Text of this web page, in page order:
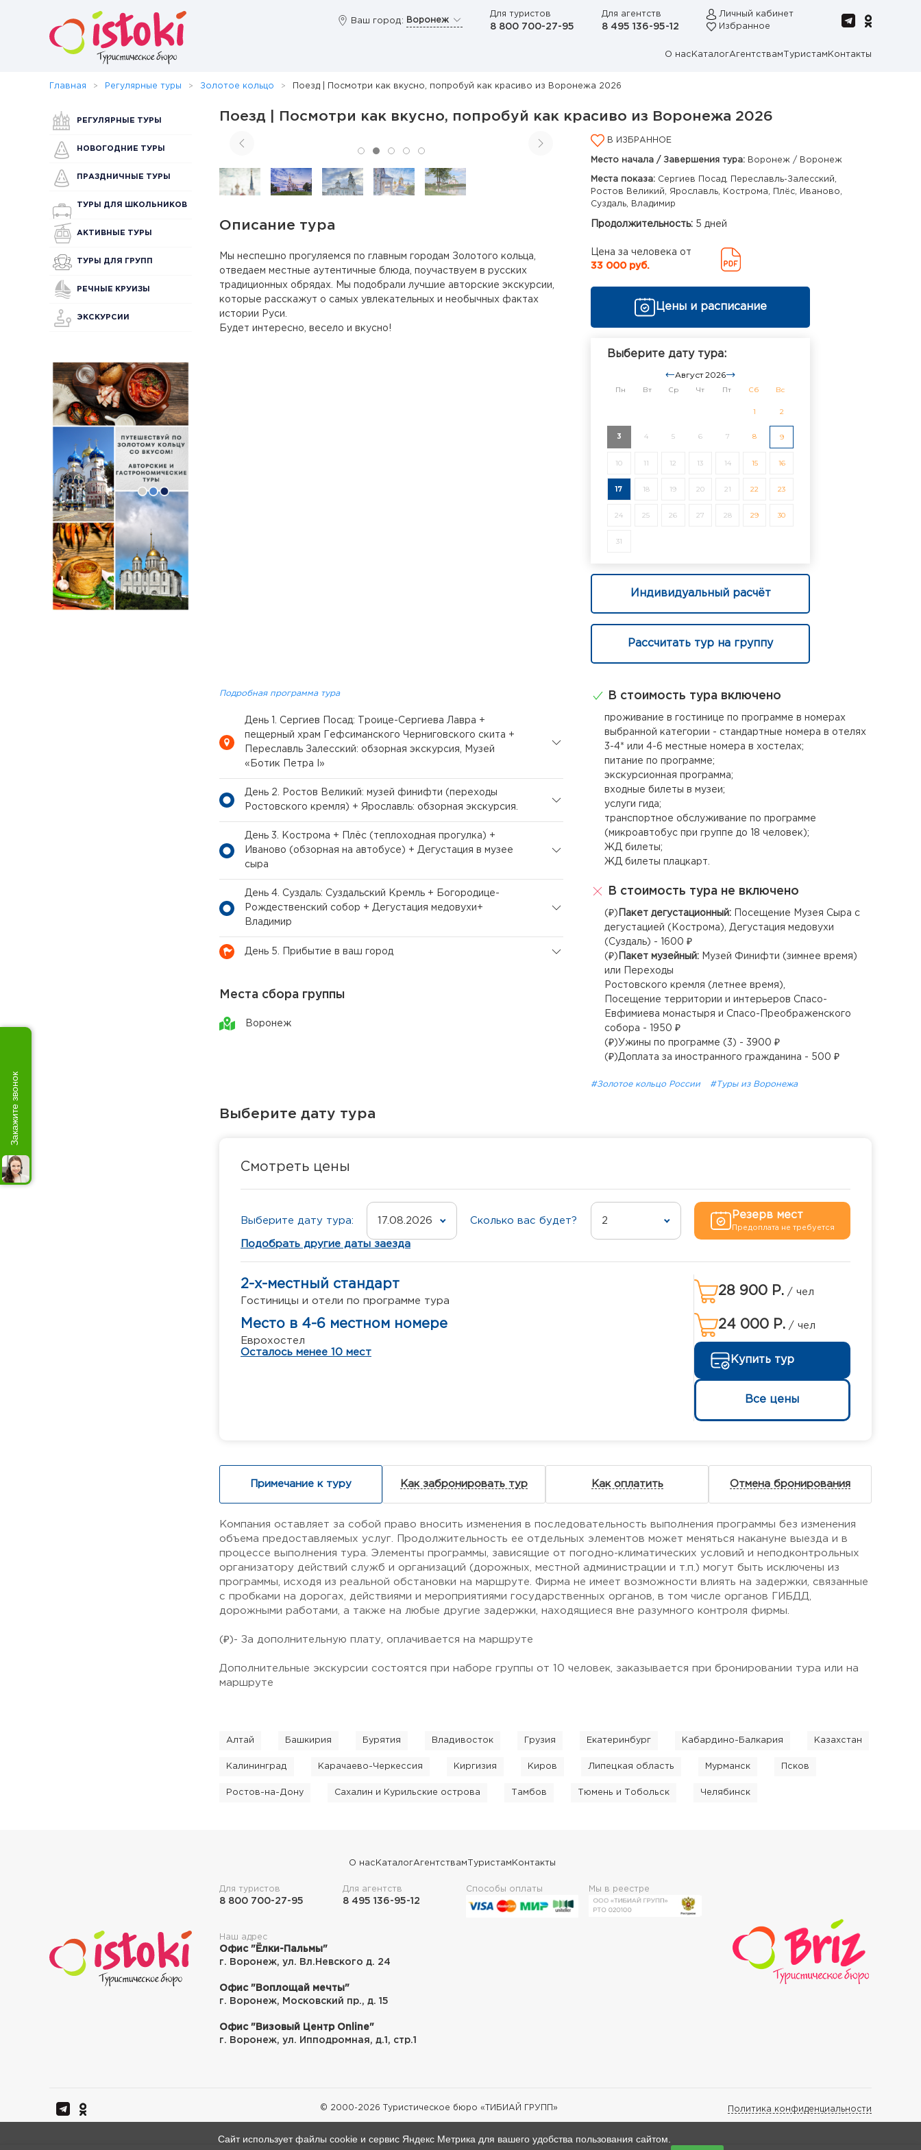
Ваш город: Воронеж
Для туристов
8 800 700-27-95
Для агентств
8 495 136-95-12
Личный кабинет
Избранное
О нас КаталогАгентствам Туристам Контакты
Главная Регулярные туры Золотое кольцо Поезд | Посмотри как вкусно, попробуй как красиво из Воронежа 2026
Поезд | Посмотри как вкусно, попробуй как красиво из Воронежа 2026
Описание тура
Мы неспешно прогуляемся по главным городам Золотого кольца,
отведаем местные аутентичные блюда, поучаствуем в русских
традиционных обрядах. Мы подобрали лучшие авторские экскурсии,
которые расскажут о самых увлекательных и необычных фактах
истории Руси.
Будет интересно, весело и вкусно!
В ИЗБРАННОЕ
Место начала / Завершения тура: Воронеж / Воронеж
Места показа: Сергиев Посад, Переславль-Залесский,
Ростов Великий, Ярославль, Кострома, Плёс, Иваново,
Суздаль, Владимир
Продолжительность: 5 дней
Цена за человека от
33 000 руб.
Цены и расписание
Выберите дату тура:
Август 2026
Пн Вт Ср Чт Пт Сб Вс
1 2
3 4 5 6 7 8 9
10 11 12 13 14 15 16
17 18 19 20 21 22 23
24 25 26 27 28 29 30
31
Индивидуальный расчёт
Рассчитать тур на группу
Подробная программа тура
День 1. Сергиев Посад: Троице-Сергиева Лавра +
пещерный храм Гефсиманского Черниговского скита +
Переславль Залесский: обзорная экскурсия, Музей
«Ботик Петра I»
День 2. Ростов Великий: музей финифти (переходы
Ростовского кремля) + Ярославль: обзорная экскурсия.
День 3. Кострома + Плёс (теплоходная прогулка) +
Иваново (обзорная на автобусе) + Дегустация в музее
сыра
День 4. Суздаль: Суздальский Кремль + Богородице-
Рождественский собор + Дегустация медовухи+
Владимир
День 5. Прибытие в ваш город
Места сбора группы
Воронеж
В стоимость тура включено
проживание в гостинице по программе в номерах
выбранной категории - стандартные номера в отелях
3-4* или 4-6 местные номера в хостелах;
питание по программе;
экскурсионная программа;
входные билеты в музеи;
услуги гида;
транспортное обслуживание по программе
(микроавтобус при группе до 18 человек);
ЖД билеты;
ЖД билеты плацкарт.
В стоимость тура не включено
(₽) Пакет дегустационный: Посещение Музея Сыра с
дегустацией (Кострома), Дегустация медовухи
(Суздаль) - 1600 ₽
(₽) Пакет музейный: Музей Финифти (зимнее время)
или Переходы
Ростовского кремля (летнее время),
Посещение территории и интерьеров Спасо-
Евфимиева монастыря и Спасо-Преображенского
собора - 1950 ₽
(₽)Ужины по программе (3) - 3900 ₽
(₽)Доплата за иностранного гражданина - 500 ₽
#Золотое кольцо России #Туры из Воронежа
Выберите дату тура
Смотреть цены
Выберите дату тура: 17.08.2026 Сколько вас будет? 2
Резерв мест
Предоплата не требуется
Подобрать другие даты заезда
2-х-местный стандарт
Гостиницы и отели по программе тура
Место в 4-6 местном номере
Еврохостел
Осталось менее 10 мест
28 900 Р./ чел
24 000 Р./ чел
Купить тур
Все цены
Примечание к туру Как забронировать тур Как оплатить Отмена бронирования
Компания оставляет за собой право вносить изменения в последовательность выполнения программы без изменения
объема предоставляемых услуг. Продолжительность ее отдельных элементов может меняться накануне выезда и в
процессе выполнения тура. Элементы программы, зависящие от погодно-климатических условий и неподконтрольных
организатору действий служб и организаций (дорожных, местной администрации и т.п.) могут быть исключены из
программы, исходя из реальной обстановки на маршруте. Фирма не имеет возможности влиять на задержки, связанные
с пробками на дорогах, действиями и мероприятиями государственных органов, в том числе органов ГИБДД,
дорожными работами, а также на любые другие задержки, находящиеся вне разумного контроля фирмы.
(₽)- За дополнительную плату, оплачивается на маршруте
Дополнительные экскурсии состоятся при наборе группы от 10 человек, заказывается при бронировании тура или на
маршруте
Алтай Башкирия Бурятия Владивосток Грузия Екатеринбург Кабардино-Балкария Казахстан
Калининград Карачаево-Черкессия Киргизия Киров Липецкая область Мурманск Псков
Ростов-на-Дону Сахалин и Курильские острова Тамбов Тюмень и Тобольск Челябинск
РЕГУЛЯРНЫЕ ТУРЫ
НОВОГОДНИЕ ТУРЫ
ПРАЗДНИЧНЫЕ ТУРЫ
ТУРЫ ДЛЯ ШКОЛЬНИКОВ
АКТИВНЫЕ ТУРЫ
ТУРЫ ДЛЯ ГРУПП
РЕЧНЫЕ КРУИЗЫ
ЭКСКУРСИИ
О нас КаталогАгентствам Туристам Контакты
Для туристов
8 800 700-27-95
Для агентств
8 495 136-95-12
Способы оплаты Мы в реестре
Наш адрес
Офис "Ёлки-Пальмы"
г. Воронеж, ул. Вл.Невского д. 24
Офис "Воплощай мечты"
г. Воронеж, Московский пр., д. 15
Офис "Визовый Центр Online"
г. Воронеж, ул. Ипподромная, д.1, стр.1
© 2000-2026 Туристическое бюро «ТИБИАЙ ГРУПП» Политика конфиденциальности
Сайт использует файлы cookie и сервис Яндекс Метрика для вашего удобства пользования сайтом.
Закажите звонок